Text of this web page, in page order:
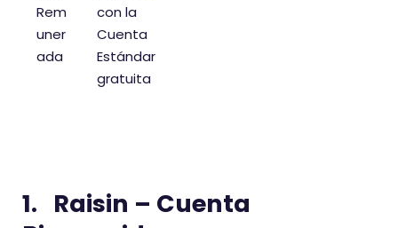
Rem
uner
ada
con la
Cuenta
Estándar
gratuita
1. Raisin – Cuenta